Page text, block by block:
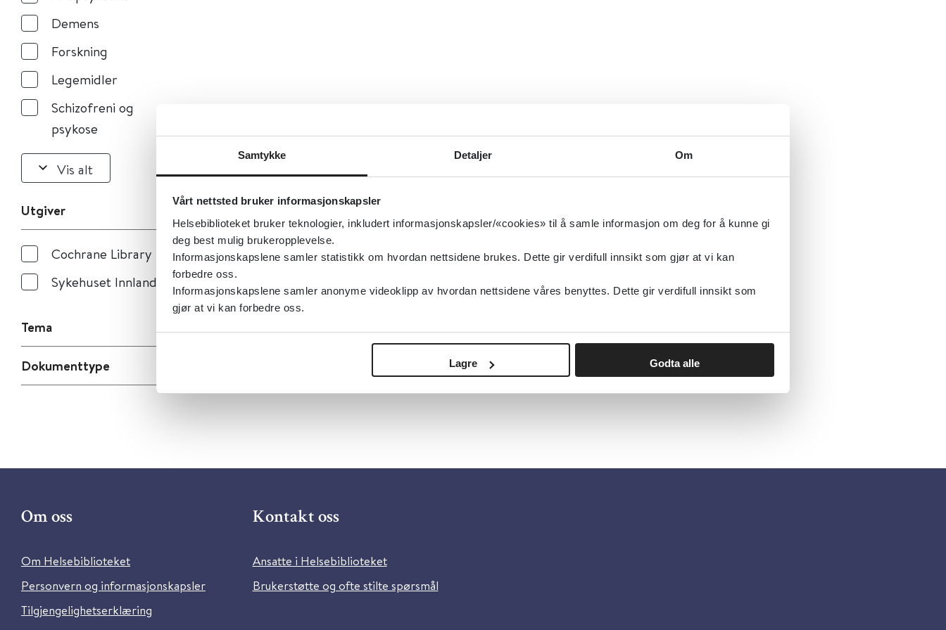
Samtykke Detaljer Om
Vårt nettsted bruker informasjonskapsler
Helsebiblioteket bruker teknologier, inkludert informasjonskapsler/«cookies» til å samle informasjon om deg for å kunne gi
deg best mulig brukeropplevelse.
Informasjonskapslene samler statistikk om hvordan nettsidene brukes. Dette gir verdifull innsikt som gjør at vi kan
forbedre oss.
Informasjonskapslene samler anonyme videoklipp av hvordan nettsidene våres benyttes. Dette gir verdifull innsikt som
gjør at vi kan forbedre oss.
Lagre Godta alle
Demens
Forskning
Legemidler
Schizofreni og
psykose
Vis alt
Utgiver
Cochrane Library
Sykehuset Innlandet
Tema
Dokumenttype
Om oss
Om Helsebiblioteket
Personvern og informasjonskapsler
Tilgjengelighetserklæring
Kontakt oss
Ansatte i Helsebiblioteket
Brukerstøtte og ofte stilte spørsmål